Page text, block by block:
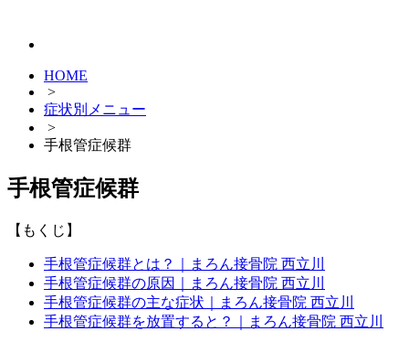
HOME
>
症状別メニュー
>
手根管症候群
手根管症候群
【もくじ】
手根管症候群とは？｜まろん接骨院 西立川
手根管症候群の原因｜まろん接骨院 西立川
手根管症候群の主な症状｜まろん接骨院 西立川
手根管症候群を放置すると？｜まろん接骨院 西立川